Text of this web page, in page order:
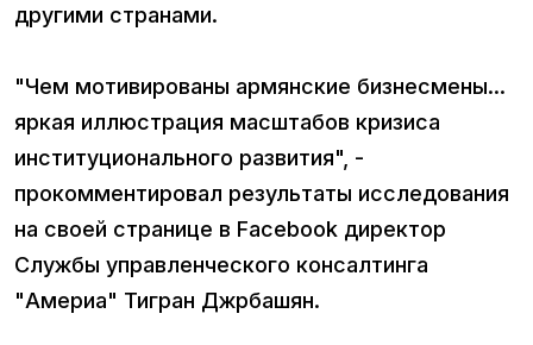
другими странами.
"Чем мотивированы армянские бизнесмены...
яркая иллюстрация масштабов кризиса
институционального развития", -
прокомментировал результаты исследования
на своей странице в Facebook директор
Службы управленческого консалтинга
"Америа" Тигран Джрбашян.